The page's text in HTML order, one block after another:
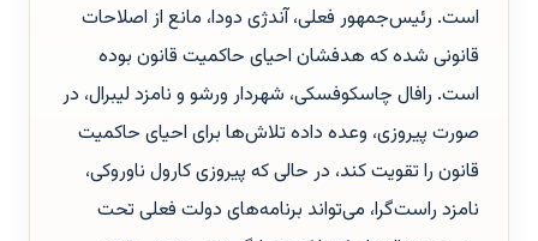
است. رئیس‌جمهور فعلی، آندژی دودا، مانع از اصلاحات
قانونی شده که هدفشان احیای حاکمیت قانون بوده
است. رافال چاسکوفسکی، شهردار ورشو و نامزد لیبرال، در
صورت پیروزی، وعده داده تلاش‌ها برای احیای حاکمیت
قانون را تقویت کند، در حالی که پیروزی کارول ناوروکی،
نامزد راست‌گرا، می‌تواند برنامه‌های دولت فعلی تحت